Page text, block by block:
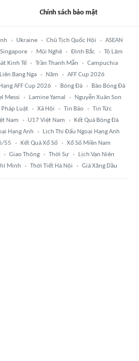
Chính sách bảo mật
Ukraine Chủ Tịch Quốc Hội
ASEAN
Singapore Mũi Nghê Đình Bắc
Tô Lâm
Kinh Tế Trần Thanh Mẫn
Campuchia
Liên Bang Nga Năm
AFF Cup 2026
AFF Cup 2026 Bóng Đá
Báo Bóng Đá
Messi Lamine Yamal
Nguyễn Xuân Son
Pháp Luật Xã Hội Tin Bão
Tin Tức
Nam U17 Việt Nam
Kết Quả Bóng Đá
Hạng Anh
Lịch Thi Đấu Ngoại Hạng Anh
55 Kết Quả Xổ Số
Xổ Số Miền Nam
Giao Thông Thời Sự
Lịch Vạn Niên
Minh Thời Tiết Hà Nội Giá Xăng Dầu